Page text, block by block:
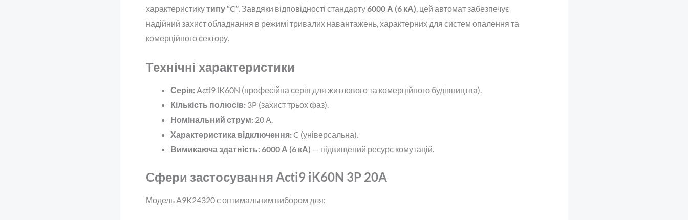
характеристикутипу “C”. Завдяки відповідності стандарту6000 А (6 кА), цей автомат забезпечує
надійний захист обладнання в режимі тривалих навантажень, характерних для систем опалення та
комерційного сектору.
Технічні характеристики
Серія: Acti9 iK60N (професійна серія для житлового та комерційного будівництва).
Кількість полюсів: 3P (захист трьох фаз).
Номінальний струм: 20 А.
Характеристика відключення: C (універсальна).
Вимикаюча здатність: 6000 А (6 кА) — підвищений ресурс комутацій.
Сфери застосування Acti9 iK60N 3P 20A
Модель A9K24320 є оптимальним вибором для: